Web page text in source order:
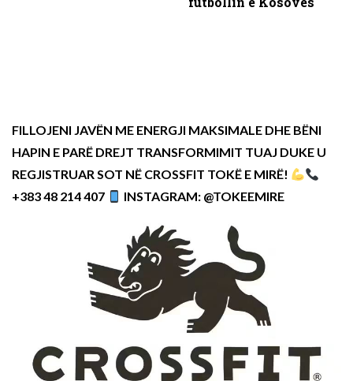
FILLOJENI JAVËN ME ENERGJI MAKSIMALE DHE BËNI
HAPIN E PARË DREJT TRANSFORMIMIT TUAJ DUKE U
REGJISTRUAR SOT NË CROSSFIT TOKË E MIRË!
+383 48 214 407
INSTAGRAM: @TOKEEMIRE